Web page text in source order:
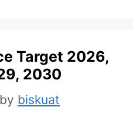
Target 2026,
2030
by biskuat